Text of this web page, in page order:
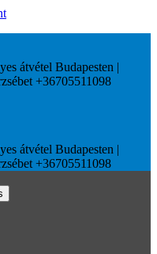
átvétel Budapesten |
+36705511098
átvétel Budapesten |
+36705511098